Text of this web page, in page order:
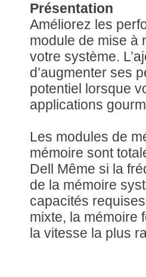
Présentation
Améliorez les
module de mise à
votre système.
d’augmenter ses
potentiel lorsque
applications
Les modules de
mémoire sont
Dell Même si la
de la mémoire
capacités
mixte, la mémoire
la vitesse la plus